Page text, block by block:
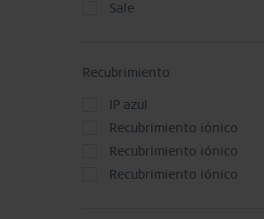
Sale
Recubrimiento
IP azul
Recubrimiento iónico
Recubrimiento iónico
Recubrimiento iónico